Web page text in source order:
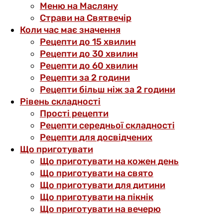
Меню на Масляну
Страви на Святвечір
Коли час має значення
Рецепти до 15 хвилин
Рецепти до 30 хвилин
Рецепти до 60 хвилин
Рецепти за 2 години
Рецепти більш ніж за 2 години
Рівень складності
Прості рецепти
Рецепти середньої складності
Рецепти для досвідчених
Що приготувати
Що приготувати на кожен день
Що приготувати на свято
Що приготувати для дитини
Що приготувати на пікнік
Що приготувати на вечерю